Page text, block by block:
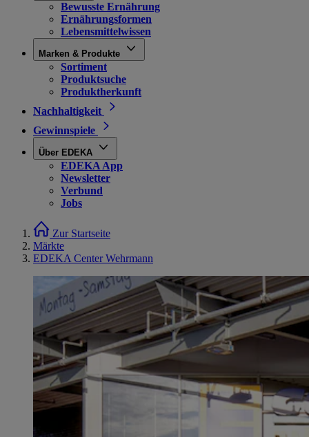
Bewusste Ernährung
Ernährungsformen
Lebensmittelwissen
Marken & Produkte
Sortiment
Produktsuche
Produktherkunft
Nachhaltigkeit
Gewinnspiele
Über EDEKA
EDEKA App
Newsletter
Verbund
Jobs
Zur Startseite
Märkte
EDEKA Center Wehrmann